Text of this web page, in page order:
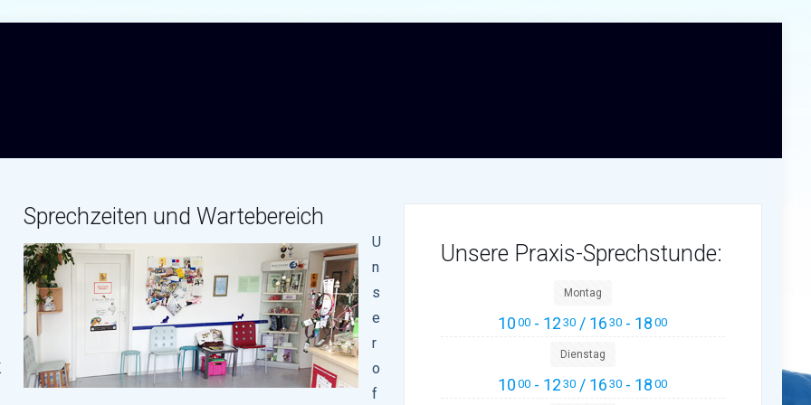
Sprechzeiten und Wartebereich
U
n
s
e
r
o
f
Unsere Praxis-Sprechstunde:
Montag
10 00 - 12 30 / 16 30 - 18 00
Dienstag
10 00 - 12 30 / 16 30 - 18 00